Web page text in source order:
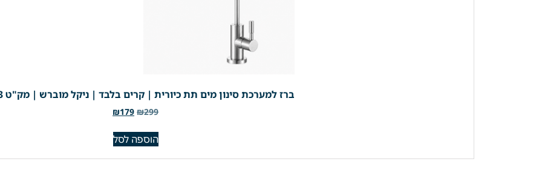
ברז למערכת סינון מים תת כיורית | קרים בלבד | ניקל מוברש | מק"ט 229/3
₪299
₪179
הוספה לסל